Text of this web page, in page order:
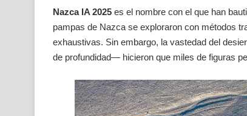
Nazca IA 2025 es el nombre con el que han
pampas de Nazca se exploraron con métodos
exhaustivas. Sin embargo, la vastedad del
de profundidad— hicieron que miles de figuras